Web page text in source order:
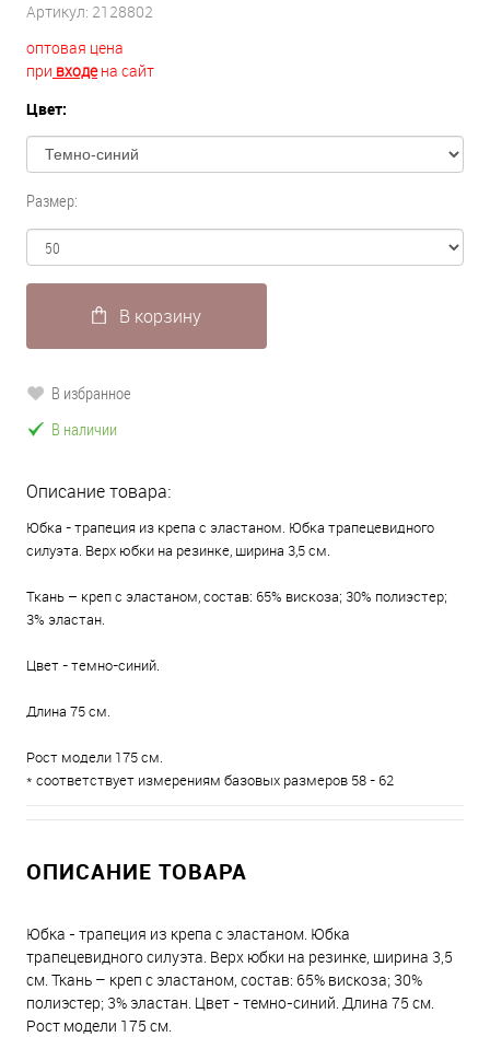
Артикул: 2128802
оптовая цена
при входена сайт
Цвет:
Размер:
В корзину
В избранное
В наличии
Описание товара:
Юбка - трапеция из крепа с эластаном. Юбка трапецевидного
силуэта. Верх юбки на резинке, ширина 3,5 см.
Ткань – креп с эластаном, состав: 65% вискоза; 30% полиэстер;
3% эластан.
Цвет - темно-синий.
Длина 75 см.
Рост модели 175 см.
* соответствует измерениям базовых размеров 58 - 62
ОПИСАНИЕ ТОВАРА
Юбка - трапеция из крепа с эластаном. Юбка
трапецевидного силуэта. Верх юбки на резинке, ширина 3,5
см. Ткань – креп с эластаном, состав: 65% вискоза; 30%
полиэстер; 3% эластан. Цвет - темно-синий. Длина 75 см.
Рост модели 175 см.